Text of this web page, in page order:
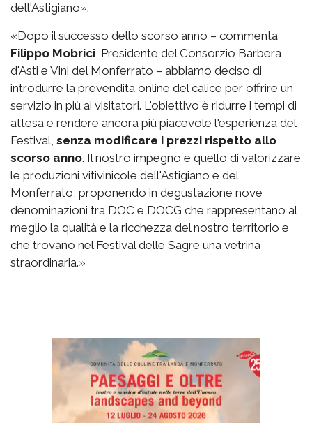
dell'Astigiano».
«Dopo il successo dello scorso anno – commenta
Filippo Mobrici, Presidente del Consorzio Barbera
d'Asti e Vini del Monferrato – abbiamo deciso di
introdurre la prevendita online del calice per offrire un
servizio in più ai visitatori. L'obiettivo è ridurre i tempi di
attesa e rendere ancora più piacevole l'esperienza del
Festival, senza modificare i prezzi rispetto allo
scorso anno. Il nostro impegno è quello di valorizzare
le produzioni vitivinicole dell'Astigiano e del
Monferrato, proponendo in degustazione nove
denominazioni tra DOC e DOCG che rappresentano al
meglio la qualità e la ricchezza del nostro territorio e
che trovano nel Festival delle Sagre una vetrina
straordinaria.»